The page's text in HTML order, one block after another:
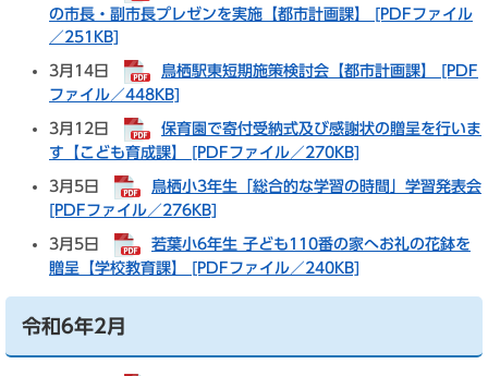
の市長・副市長プレゼンを実施【都市計画課】 [PDFファイル
／251KB]
3月14日
鳥栖駅東短期施策検討会【都市計画課】 [PDF
ファイル／448KB]
3月12日
保育園で寄付受納式及び感謝状の贈呈を行いま
す【こども育成課】 [PDFファイル／270KB]
3月5日
鳥栖小3年生「総合的な学習の時間」学習発表会
[PDFファイル／276KB]
3月5日
若葉小6年生 子ども110番の家へお礼の花鉢を
贈呈【学校教育課】 [PDFファイル／240KB]
令和6年2月